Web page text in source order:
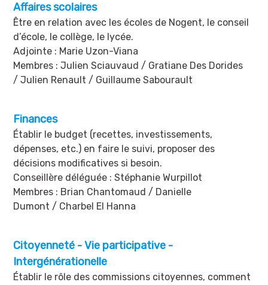
Affaires scolaires
Être en relation avec les écoles de Nogent, le conseil
d’école, le collège, le lycée.
Adjointe : Marie Uzon-Viana
Membres : Julien Sciauvaud / Gratiane Des Dorides
/ Julien Renault / Guillaume Sabourault
Finances
Établir le budget (recettes, investissements,
dépenses, etc.) en faire le suivi, proposer des
décisions modificatives si besoin.
Conseillère déléguée : Stéphanie Wurpillot
Membres : Brian Chantomaud / Danielle
Dumont / Charbel El Hanna
Citoyenneté - Vie participative -
Intergénérationelle
Établir le rôle des commissions citoyennes, comment